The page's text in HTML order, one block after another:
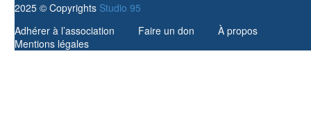
2025 © Copyrights Studio 95
Adhérer à l’association
Faire un don
À propos
Mentions légales